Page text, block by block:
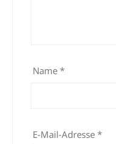
Name *
E-Mail-Adresse *